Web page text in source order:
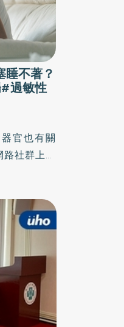
睡不著？
過敏性
官也有關
社群上以
病痛解方著
過敏性鼻
了問題。